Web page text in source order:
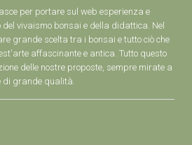
per portare sul web esperienza e
vivaismo bonsai e della didattica. Nel
grande scelta tra i bonsai e tutto ciò che
affascinante e antica. Tutto questo
delle nostre proposte, sempre mirate a
di grande qualità.